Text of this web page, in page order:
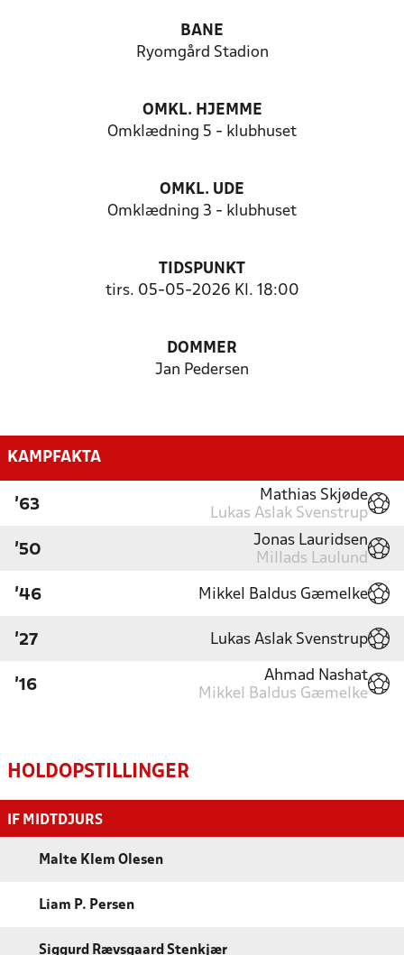
BANE
Ryomgård Stadion
OMKL. HJEMME
Omklædning 5 - klubhuset
OMKL. UDE
Omklædning 3 - klubhuset
TIDSPUNKT
tirs. 05-05-2026 Kl. 18:00
DOMMER
Jan Pedersen
KAMPFAKTA
'63
Mathias Skjøde
Lukas Aslak Svenstrup
'50
Jonas Lauridsen
Millads Laulund
'46 Mikkel Baldus Gæmelke
'27 Lukas Aslak Svenstrup
'16
Ahmad Nashat
Mikkel Baldus Gæmelke
HOLDOPSTILLINGER
IF MIDTDJURS
Malte Klem Olesen
Liam P. Persen
Siggurd Rævsgaard Stenkjær